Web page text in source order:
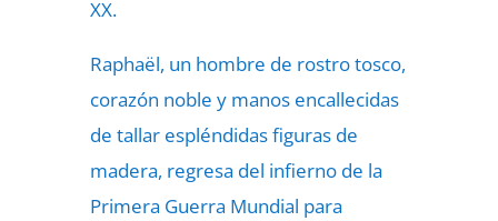
XX.
Raphaël, un hombre de rostro tosco,
corazón noble y manos encallecidas
de tallar espléndidas figuras de
madera, regresa del infierno de la
Primera Guerra Mundial para